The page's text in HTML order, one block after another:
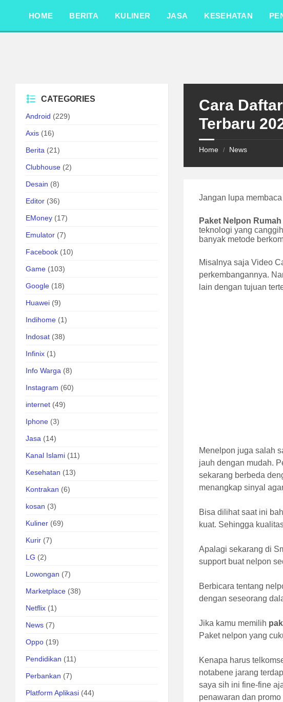
sidebar
HOME BERITA KULINER JASA KESEHATAN
Cara
Terbaru
Home / News
Jangan lupa
Paket Nelpon
teknologi yang
banyak metode
Misalnya saja Video
perkembangannya.
lain dengan tujuan
Menelpon juga salah
jauh dengan mudah.
sekarang berbeda
menangkap sinyal
Bisa dilihat saat ini
kuat. Sehingga
Apalagi sekarang di
support buat nelpon
Berbicara tentang
dengan seseorang
Jika kamu memilih
Paket nelpon yang
Kenapa harus
notabene jarang
saya sih ini fine-fine
penawaran dan
CATEGORIES
Android (229)
Axis (16)
Berita (21)
Clubhouse (2)
Desain (8)
Editor (36)
EMoney (17)
Emulator (7)
Facebook (10)
Game (103)
Google (18)
Huawei (9)
Indihome (1)
Indosat (38)
Infinix (1)
Info Warga (8)
Instagram (60)
internet (49)
Iphone (3)
Jasa (14)
Kanal Islami (11)
Kesehatan (13)
Kontrakan (6)
kosan (3)
Kuliner (69)
Kurir (7)
LG (2)
Lowongan (7)
Marketplace (38)
Netflix (1)
News (7)
Oppo (19)
Pendidikan (11)
Perbankan (7)
Platform Aplikasi (44)